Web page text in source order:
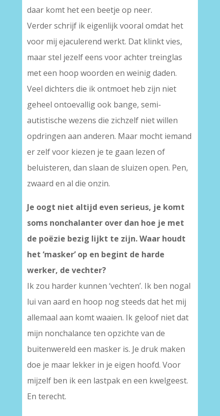
daar komt het een beetje op neer.
Verder schrijf ik eigenlijk vooral omdat het
voor mij ejaculerend werkt. Dat klinkt vies,
maar stel jezelf eens voor achter treinglas
met een hoop woorden en weinig daden.
Veel dichters die ik ontmoet heb zijn niet
geheel ontoevallig ook bange, semi-
autistische wezens die zichzelf niet willen
opdringen aan anderen. Maar mocht iemand
er zelf voor kiezen je te gaan lezen of
beluisteren, dan slaan de sluizen open. Pen,
zwaard en al die onzin.
Je oogt niet altijd even serieus, je komt
soms nonchalanter over dan hoe je met
de poëzie bezig lijkt te zijn. Waar houdt
het ‘masker’ op en begint de harde
werker, de vechter?
Ik zou harder kunnen ‘vechten’. Ik ben nogal
lui van aard en hoop nog steeds dat het mij
allemaal aan komt waaien. Ik geloof niet dat
mijn nonchalance ten opzichte van de
buitenwereld een masker is. Je druk maken
doe je maar lekker in je eigen hoofd. Voor
mijzelf ben ik een lastpak en een kwelgeest.
En terecht.